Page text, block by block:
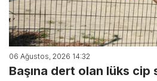
06 Ağustos, 2026 14:32
Başına dert olan lüks cip